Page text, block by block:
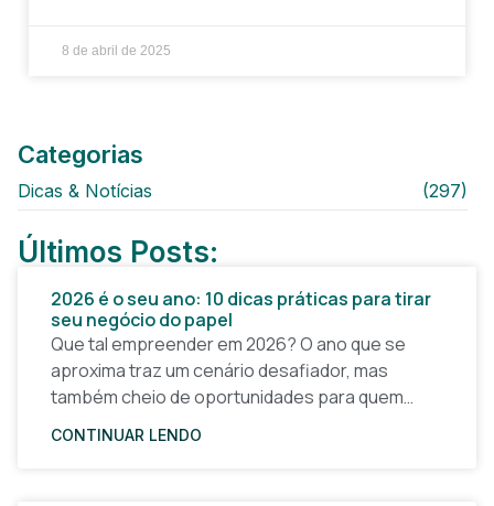
8 de abril de 2025
Categorias
Dicas & Notícias (297)
Últimos Posts:
2026 é o seu ano: 10 dicas práticas para tirar
seu negócio do papel
Que tal empreender em 2026? O ano que se
aproxima traz um cenário desafiador, mas
também cheio de oportunidades para quem
quer tirar uma ideia do papel e construir um
CONTINUAR LENDO